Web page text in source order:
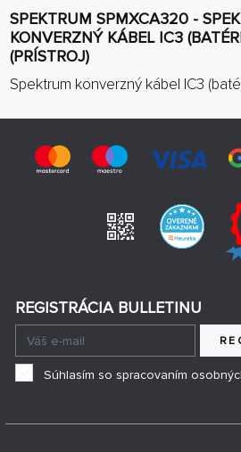
SPEKTRUM SPMXCA320 -
KONVERZNÝ KÁBEL IC3
(PRÍSTROJ)
Spektrum konverzný kábel IC3
REGISTRÁCIA BULLETINU
Súhlasím so spracovaním